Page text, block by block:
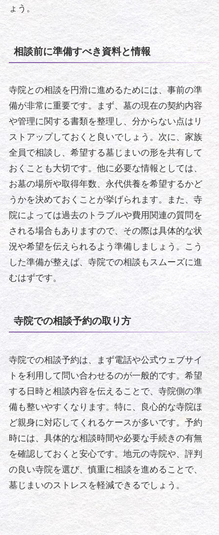
ょう。
相談前に準備すべき資料と情報
寺院との相談を円滑に進めるためには、事前の準
備が非常に重要です。まず、墓の現在の契約内容
や管理に関する書類を整理し、分からない点はリ
ストアップしておくと良いでしょう。次に、家族
全員で相談し、希望する墓じまいの形を共有して
おくことも大切です。他に必要な情報としては、
お墓の場所や取得年数、永代供養を希望するかど
うかを決めておくことが挙げられます。また、寺
院によっては過去のトラブルや費用関連の質問を
される場合もありますので、その際は具体的な状
況や希望を伝えられるよう準備しましょう。こう
した準備が整えば、寺院での相談もスムーズに進
むはずです。
寺院での相談予約の取り方
寺院での相談予約は、まず電話や公式ウェブサイ
トを利用して問い合わせるのが一般的です。希望
する日時と相談内容を伝えることで、寺院側の準
備も整いやすくなります。特に、良心的な寺院ほ
ど親身に対応してくれるケースが多いです。予約
時には、具体的な相談時間や必要な手続きの有無
を確認しておくと安心です。地元の寺院や、評判
の良い寺院を選び、慎重に相談を進めることで、
墓じまいのストレスを軽減できるでしょう。